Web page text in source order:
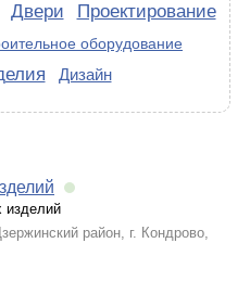
Двери Проектирование
оборудование
Дизайн
изделий
район, г. Кондрово,